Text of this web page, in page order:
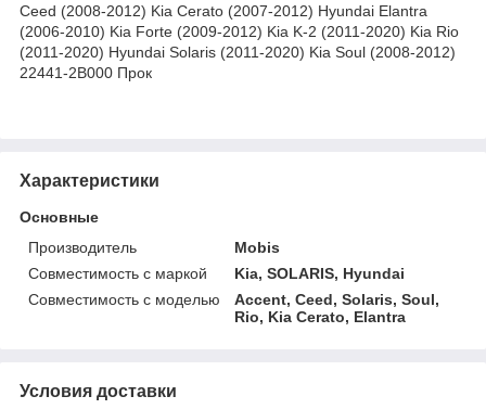
Ceed (2008-2012) Kia Cerato (2007-2012) Hyundai Elantra
(2006-2010) Kia Forte (2009-2012) Kia K-2 (2011-2020) Kia Rio
(2011-2020) Hyundai Solaris (2011-2020) Kia Soul (2008-2012)
22441-2B000 Прок
Характеристики
Основные
Производитель
Mobis
Совместимость с маркой
Kia, SOLARIS, Hyundai
Совместимость с моделью
Accent, Ceed, Solaris, Soul,
Rio, Kia Cerato, Elantra
Условия доставки